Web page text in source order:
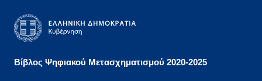
Βίβλος Ψηφιακού Μετασχηματισμού 2020-2025
&